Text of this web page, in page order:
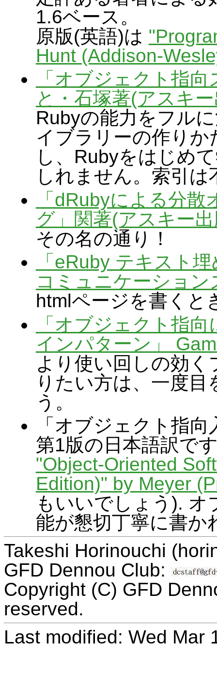
1.6ベース。
原版(英語)は
Hunt (Addison-
「オブジェクト指
と・石塚著(アスキ
Rubyの能力をフル
イブラリーの作り
し、Rubyをはじめ
しれません。索引
「dRubyによる分
グ」関著(アスキー
その名の通り！
「eRuby テキスト
コミュニケーション
htmlページを書くと
「オブジェクト指
インパターン」
より使い回しの効
りたい方は、一度
う。
「オブジェクト指
第1版の日本語訳で
"Object-Oriented
Edition)" by Meyer
もいいでしょう). オ
能が懇切丁寧に書か
Takeshi Horinouchi
GFD Dennou Club:
Copyright (C) GFD
reserved.
Last modified: Wed Mar